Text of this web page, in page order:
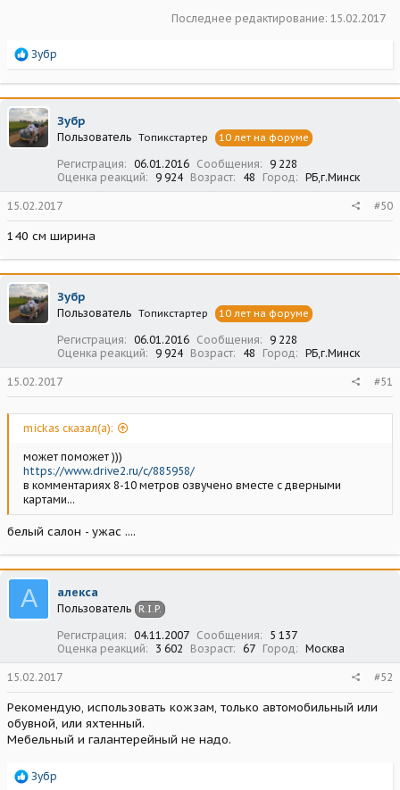
Последнее редактирование: 15.02.2017
Р
а
к
ц
и
и
Зубр
Зубр
Пользователь Топикстартер 10 лет на форуме
Регистрация 06.01.2016 Сообщения
9 228
Оценка реакций
9 924 Возраст 48 Город РБ,г.Минск
15.02.2017 #50
140 см ширина
Зубр
Пользователь Топикстартер 10 лет на форуме
Регистрация 06.01.2016 Сообщения
9 228
Оценка реакций
9 924 Возраст 48 Город РБ,г.Минск
15.02.2017 #51
mickas сказал(а):
может поможет )))
https://www.drive2.ru/c/885958/
в комментариях 8-10 метров озвучено вместе с дверными
картами...
белый салон - ужас ....
А алекса
Пользователь R.I.P.
Регистрация 04.11.2007 Сообщения
5 137
Оценка реакций
3 602 Возраст 67 Город Москва
15.02.2017 #52
Рекомендую, использовать кожзам, только автомобильный или
обувной, или яхтенный.
Мебельный и галантерейный не надо.
Р
Зубр